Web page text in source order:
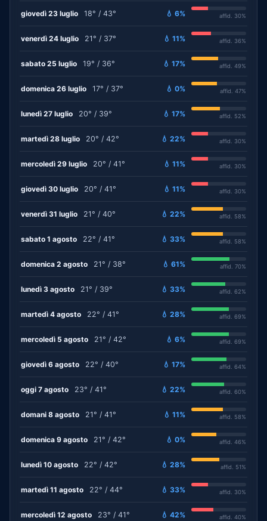
giovedì 23 luglio 18° / 43° 💧 6% affid. 30%
venerdì 24 luglio 21° / 37° 💧 11% affid. 36%
sabato 25 luglio 19° / 36° 💧 17% affid. 49%
domenica 26 luglio 17° / 37° 💧 0% affid. 47%
lunedì 27 luglio 20° / 39° 💧 17% affid. 52%
martedì 28 luglio 20° / 42° 💧 22% affid. 30%
mercoledì 29 luglio 20° / 41° 💧 11% affid. 30%
giovedì 30 luglio 20° / 41° 💧 11% affid. 30%
venerdì 31 luglio 21° / 40° 💧 22% affid. 58%
sabato 1 agosto 22° / 41° 💧 33% affid. 58%
domenica 2 agosto 21° / 38° 💧 61% affid. 70%
lunedì 3 agosto 21° / 39° 💧 33% affid. 62%
martedì 4 agosto 22° / 41° 💧 28% affid. 69%
mercoledì 5 agosto 21° / 42° 💧 6% affid. 69%
giovedì 6 agosto 22° / 40° 💧 17% affid. 64%
oggi 7 agosto 23° / 41° 💧 22% affid. 60%
domani 8 agosto 21° / 41° 💧 11% affid. 58%
domenica 9 agosto 21° / 42° 💧 0% affid. 46%
lunedì 10 agosto 22° / 42° 💧 28% affid. 51%
martedì 11 agosto 22° / 44° 💧 33% affid. 30%
mercoledì 12 agosto 23° / 41° 💧 42% affid. 40%